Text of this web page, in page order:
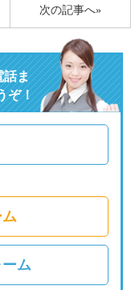
次の記事へ»
ま
ぞ！
ム